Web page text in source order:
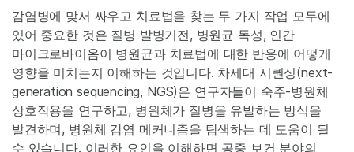
감염병에 맞서 싸우고 치료법을 찾는 두 가지 작업 모두에
있어 중요한 것은 질병 발병기전, 병원균 독성, 인간
마이크로바이옴이 병원균과 치료법에 대한 반응에 어떻게
영향을 미치는지 이해하는 것입니다. 차세대 시퀀싱(next-
generation sequencing, NGS)은 연구자들이 숙주-병원체
상호작용을 연구하고, 병원체가 질병을 유발하는 방식을
발견하며, 병원체 감염 메커니즘을 탐색하는 데 도움이 될
수 있습니다. 이러한 요인을 이해하면 공중 보건 분야의